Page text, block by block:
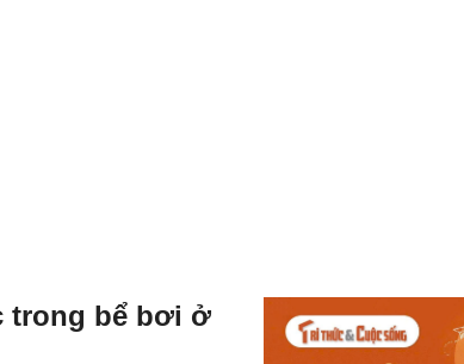
trong bể bơi ở